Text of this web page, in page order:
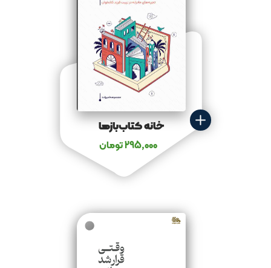
خانه کتاب‌بازها
295,000تومان